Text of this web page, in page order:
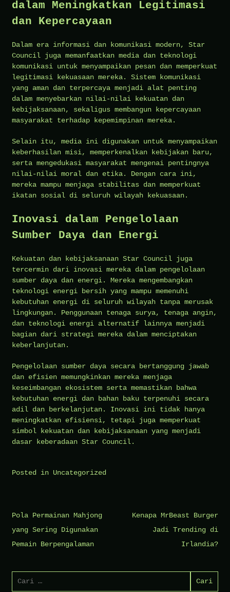
dalam Meningkatkan Legitimasi
dan Kepercayaan
Dalam era informasi dan komunikasi modern, Star
Council juga memanfaatkan media dan teknologi
komunikasi untuk menyampaikan pesan dan memperkuat
legitimasi kekuasaan mereka. Sistem komunikasi
yang aman dan terpercaya menjadi alat penting
dalam menyebarkan nilai-nilai kekuatan dan
kebijaksanaan, sekaligus membangun kepercayaan
masyarakat terhadap kepemimpinan mereka.
Selain itu, media ini digunakan untuk menyampaikan
keberhasilan misi, memperkenalkan kebijakan baru,
serta mengedukasi masyarakat mengenai pentingnya
nilai-nilai moral dan etika. Dengan cara ini,
mereka mampu menjaga stabilitas dan memperkuat
ikatan sosial di seluruh wilayah kekuasaan.
Inovasi dalam Pengelolaan
Sumber Daya dan Energi
Kekuatan dan kebijaksanaan Star Council juga
tercermin dari inovasi mereka dalam pengelolaan
sumber daya dan energi. Mereka mengembangkan
teknologi energi bersih yang mampu memenuhi
kebutuhan energi di seluruh wilayah tanpa merusak
lingkungan. Penggunaan tenaga surya, tenaga angin,
dan teknologi energi alternatif lainnya menjadi
bagian dari strategi mereka dalam menciptakan
keberlanjutan.
Pengelolaan sumber daya secara bertanggung jawab
dan efisien memungkinkan mereka menjaga
keseimbangan ekosistem serta memastikan bahwa
kebutuhan energi dan bahan baku terpenuhi secara
adil dan berkelanjutan. Inovasi ini tidak hanya
meningkatkan efisiensi, tetapi juga memperkuat
simbol kekuatan dan kebijaksanaan yang menjadi
dasar keberadaan Star Council.
Posted in Uncategorized
Navigasi
pos
Pola Permainan Mahjong
yang Sering Digunakan
Pemain Berpengalaman
Kenapa MrBeast Burger
Jadi Trending di
Irlandia?